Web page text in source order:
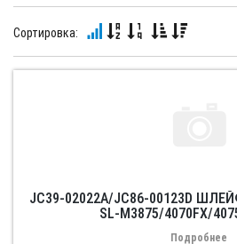
Сортировка:
JC39-02022A/JC86-00123D
SL-M3875/4070FX/
Подробнее